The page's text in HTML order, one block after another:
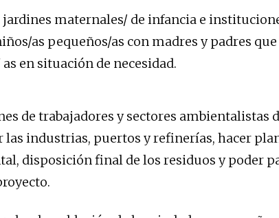
jardines maternales/ de infancia e
as pequeños/as con madres y padres
en situación de necesidad.
de trabajadores y sectores ambientalistas
industrias, puertos y refinerías, hacer
disposición final de los residuos y poder